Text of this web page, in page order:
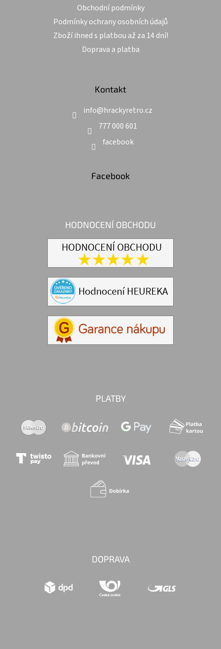
Obchodní podmínky
Podmínky ochrany osobních údajů
Zboží ihned s platbou až za 14 dní!
Doprava a platba
Kontakt
info@hrackyretro.cz
777 000 601
facebook
Facebook
HODNOCENÍ OBCHODU
PLATBY
DOPRAVA